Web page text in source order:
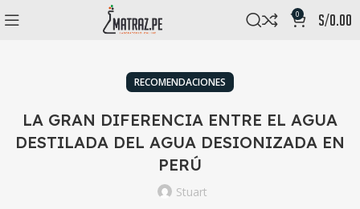
0 s/0.00
RECOMENDACIONES
LA GRAN DIFERENCIA ENTRE EL AGUA
DESTILADA DEL AGUA DESIONIZADA EN
PERÚ
Stuart